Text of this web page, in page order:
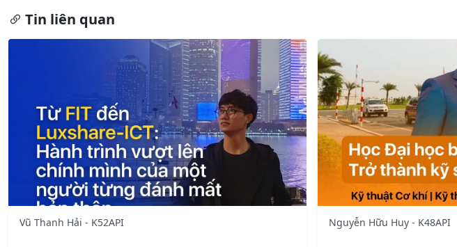
Tin liên quan
Vũ Thanh Hải - K52API Nguyễn Hữu Huy - K48API